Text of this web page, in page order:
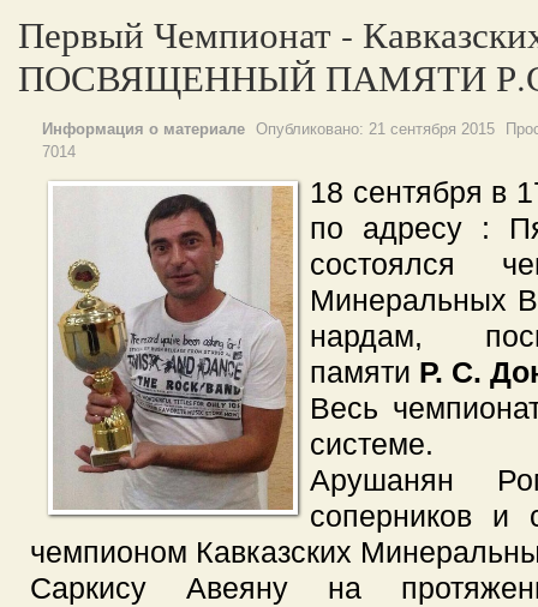
Первый Чемпионат -
ПОСВЯЩЕННЫЙ ПАМЯТИ Р.С.
Информация о материале Опубликовано: 21 сентября 2015
7014
18 сентября в
по адресу :
состоялся
Минеральных
нардам,
памяти Р. С.
Весь
системе.
Арушанян
соперников и
чемпионом Кавказских
Саркису Авеяну на